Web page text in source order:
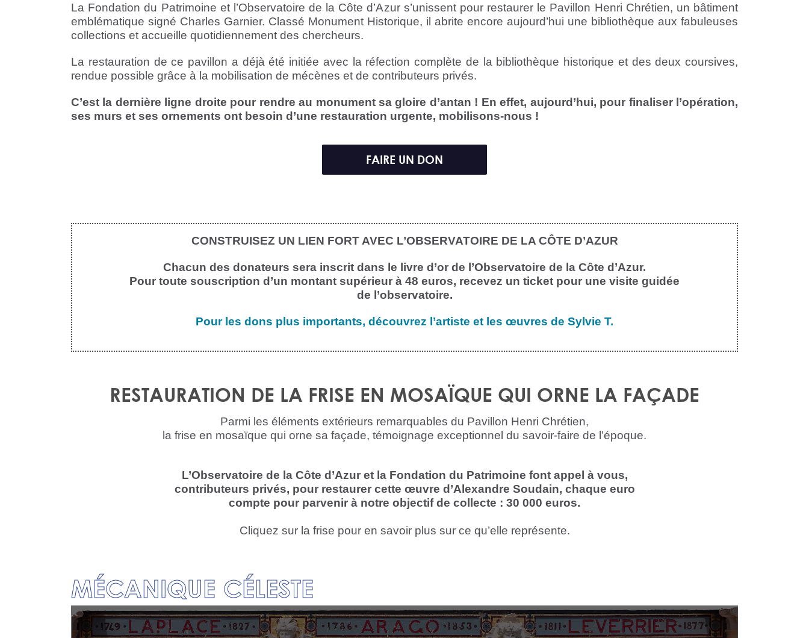
La Fondation du Patrimoine et l’Observatoire de la Côte d’Azur s’unissent pour restaurer le Pavillon Henri Chrétien, un bâtiment
emblématique signé Charles Garnier. Classé Monument Historique, il abrite encore aujourd’hui une bibliothèque aux fabuleuses
collections et accueille quotidiennement des chercheurs.
La restauration de ce pavillon a déjà été initiée avec la réfection complète de la bibliothèque historique et des deux coursives,
rendue possible grâce à la mobilisation de mécènes et de contributeurs privés.
C’est la dernière ligne droite pour rendre au monument sa gloire d’antan ! En effet, aujourd’hui, pour finaliser l’opération,
ses murs et ses ornements ont besoin d’une restauration urgente, mobilisons-nous !
FAIRE UN DON
CONSTRUISEZ UN LIEN FORT AVEC L’OBSERVATOIRE DE LA CÔTE D’AZUR
Chacun des donateurs sera inscrit dans le livre d’or de l’Observatoire de la Côte d’Azur.
Pour toute souscription d’un montant supérieur à 48 euros, recevez un ticket pour une visite guidée
de l’observatoire.
Pour les dons plus importants, découvrez l’artiste et les œuvres de Sylvie T.
RESTAURATION DE LA FRISE EN MOSAÏQUE QUI ORNE LA FAÇADE
Parmi les éléments extérieurs remarquables du Pavillon Henri Chrétien,
la frise en mosaïque qui orne sa façade, témoignage exceptionnel du savoir-faire de l’époque.
L’Observatoire de la Côte d’Azur et la Fondation du Patrimoine font appel à vous,
contributeurs privés, pour restaurer cette œuvre d’Alexandre Soudain, chaque euro
compte pour parvenir à notre objectif de collecte : 30 000 euros.
Cliquez sur la frise pour en savoir plus sur ce qu’elle représente.
MÉCANIQUE CÉLESTE